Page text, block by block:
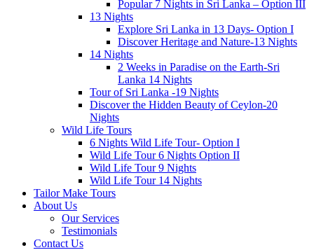
Popular 7 Nights in Sri Lanka – Option III
13 Nights
Explore Sri Lanka in 13 Days- Option I
Discover Heritage and Nature-13 Nights
14 Nights
2 Weeks in Paradise on the Earth-Sri
Lanka 14 Nights
Tour of Sri Lanka -19 Nights
Discover the Hidden Beauty of Ceylon-20
Nights
Wild Life Tours
6 Nights Wild Life Tour- Option I
Wild Life Tour 6 Nights Option II
Wild Life Tour 9 Nights
Wild Life Tour 14 Nights
Tailor Make Tours
About Us
Our Services
Testimonials
Contact Us